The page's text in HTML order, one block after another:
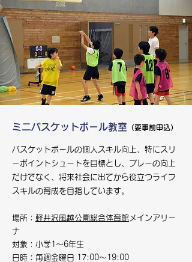
ミニバスケットボール教室 （要事前申込）
バスケットボールの個人スキル向上、特にスリ
ーポイントシュートを目標とし、プレーの向上
だけでなく、将来社会に出てから役立つライフ
スキルの育成を目指しています。
場所： 軽井沢風越公園総合体育館 メインアリー
ナ
対象：小学1～6年生
日時：毎週金曜日 17:00～19:00